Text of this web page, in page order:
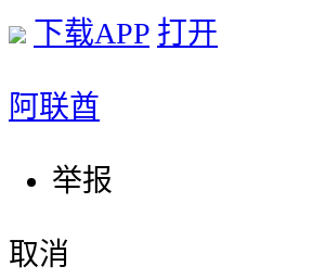
下载APP 打开
阿联酋
举报
取消